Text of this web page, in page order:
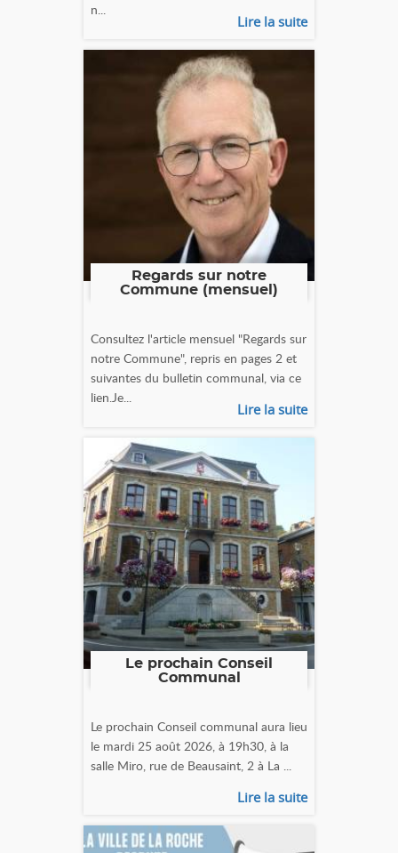
n...
Lire la suite
Regards sur notre
Commune (mensuel)
Consultez l'article mensuel "Regards sur
notre Commune", repris en pages 2 et
suivantes du bulletin communal, via ce
lien.Je...
Lire la suite
Le prochain Conseil
Communal
Le prochain Conseil communal aura lieu
le mardi 25 août 2026, à 19h30, à la
salle Miro, rue de Beausaint, 2 à La ...
Lire la suite